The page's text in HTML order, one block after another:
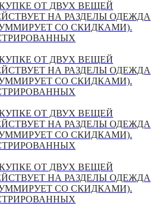
ОТ ДВУХ ВЕЩЕЙ
НА РАЗДЕЛЫ ОДЕЖДА
СО СКИДКАМИ).
ОТ ДВУХ ВЕЩЕЙ
НА РАЗДЕЛЫ ОДЕЖДА
СО СКИДКАМИ).
ОТ ДВУХ ВЕЩЕЙ
НА РАЗДЕЛЫ ОДЕЖДА
СО СКИДКАМИ).
ОТ ДВУХ ВЕЩЕЙ
НА РАЗДЕЛЫ ОДЕЖДА
СО СКИДКАМИ).